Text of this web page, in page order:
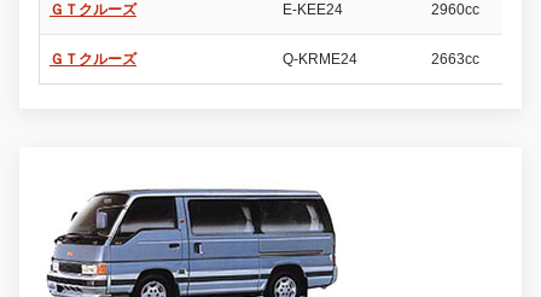
ＧＴクルーズ E-KEE24 2960cc
ＧＴクルーズ Q-KRME24 2663cc